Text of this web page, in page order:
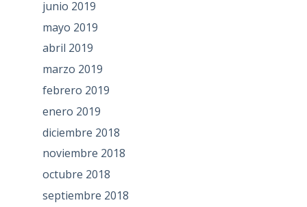
junio 2019
mayo 2019
abril 2019
marzo 2019
febrero 2019
enero 2019
diciembre 2018
noviembre 2018
octubre 2018
septiembre 2018